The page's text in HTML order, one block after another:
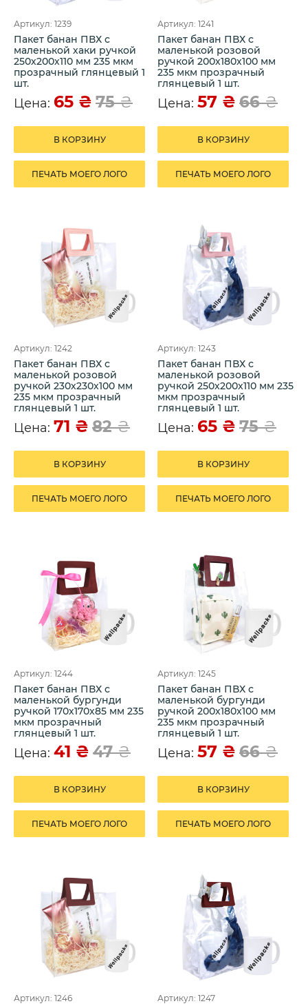
Артикул: 1239
Пакет банан ПВХ с
маленькой хаки ручкой
250х200х110 мм 235 мкм
прозрачный глянцевый 1
шт.
Цена: 65 ₴ 75₴
В КОРЗИНУ
ПЕЧАТЬ МОЕГО ЛОГО
Артикул: 1241
Пакет банан ПВХ с
маленькой розовой
ручкой 200х180х100 мм
235 мкм прозрачный
глянцевый 1 шт.
Цена: 57 ₴ 66₴
В КОРЗИНУ
ПЕЧАТЬ МОЕГО ЛОГО
Артикул: 1242
Пакет банан ПВХ с
маленькой розовой
ручкой 230х230х100 мм
235 мкм прозрачный
глянцевый 1 шт.
Цена: 71 ₴ 82₴
В КОРЗИНУ
ПЕЧАТЬ МОЕГО ЛОГО
Артикул: 1243
Пакет банан ПВХ с
маленькой розовой
ручкой 250х200х110 мм 235
мкм прозрачный
глянцевый 1 шт.
Цена: 65 ₴ 75₴
В КОРЗИНУ
ПЕЧАТЬ МОЕГО ЛОГО
Артикул: 1244
Пакет банан ПВХ с
маленькой бургунди
ручкой 170х170х85 мм 235
мкм прозрачный
глянцевый 1 шт.
Цена: 41 ₴ 47₴
В КОРЗИНУ
ПЕЧАТЬ МОЕГО ЛОГО
Артикул: 1245
Пакет банан ПВХ с
маленькой бургунди
ручкой 200х180х100 мм
235 мкм прозрачный
глянцевый 1 шт.
Цена: 57 ₴ 66₴
В КОРЗИНУ
ПЕЧАТЬ МОЕГО ЛОГО
Артикул: 1246 Артикул: 1247